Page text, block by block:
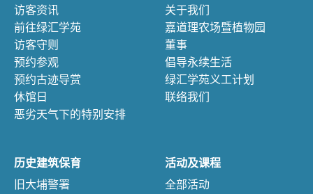
访客资讯
前往绿汇学苑
访客守则
预约参观
预约古迹导赏
休馆日
恶劣天气下的特别安排
关于我们
嘉道理农场暨植物园
董事
倡导永续生活
绿汇学苑义工计划
联络我们
历史建筑保育
旧大埔警署
活动及课程
全部活动